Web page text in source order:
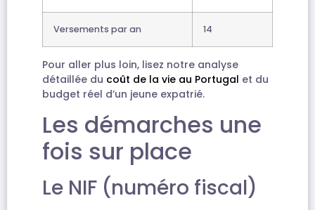
Versements par an 14
Pour aller plus loin, lisez notre analyse
détaillée du coût de la vie au Portugal et du
budget réel d’un jeune expatrié.
Les démarches une
fois sur place
Le NIF (numéro fiscal)